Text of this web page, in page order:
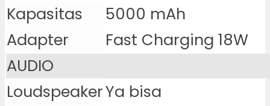
Kapasitas
5000 mAh
Adapter
Fast Charging 18W
AUDIO
LoudspeakerYa bisa